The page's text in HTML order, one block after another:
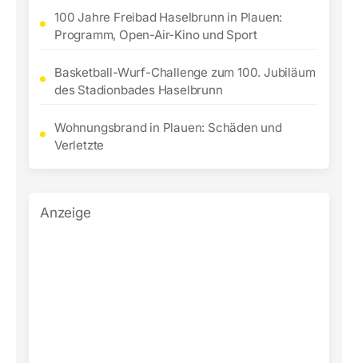
100 Jahre Freibad Haselbrunn in Plauen:
Programm, Open-Air-Kino und Sport
Basketball-Wurf-Challenge zum 100. Jubiläum
des Stadionbades Haselbrunn
Wohnungsbrand in Plauen: Schäden und
Verletzte
Anzeige